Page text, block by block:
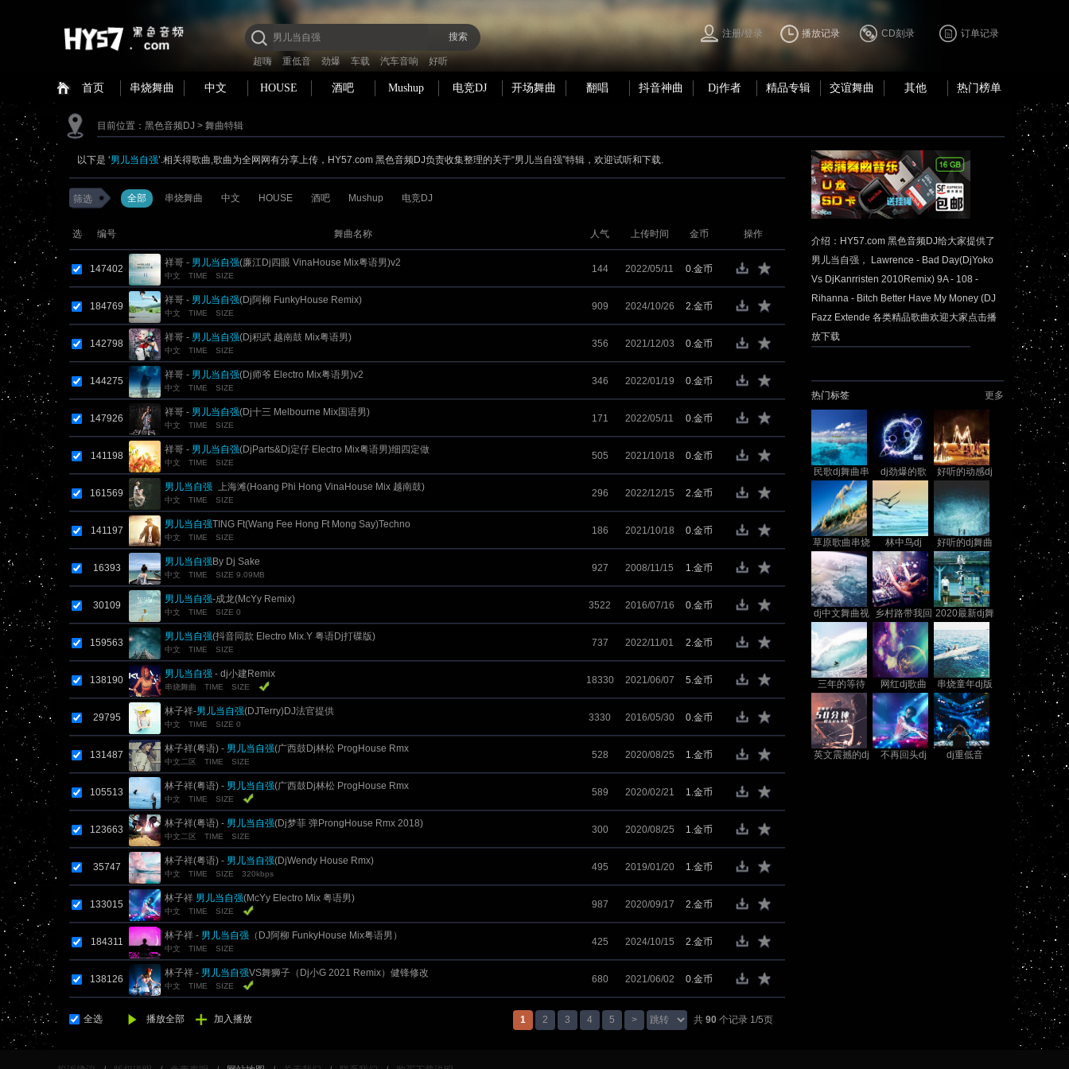
搜索
超嗨 重低音 劲爆 车载 汽车音响 好听
注册/登录 播放记录 CD刻录 订单记录
首页 串烧舞曲 中文 HOUSE 酒吧 Mushup 电竞DJ 开场舞曲 翻唱 抖音神曲 Dj作者 精品专辑 交谊舞曲 其他 热门榜单
目前位置： 黑色音频DJ > 舞曲特辑
以下是 ‘男儿当自强’.相关得歌曲,歌曲为全网网有分享上传，HY57.com 黑色音频DJ负责收集整理的关于“男儿当自强”特辑，欢迎试听和下载.
筛选 全部 串烧舞曲 中文 HOUSE 酒吧 Mushup 电竞DJ
选 编号 舞曲名称 人气 上传时间 金币 操作
147402
祥哥 - 男儿当自强(廉江Dj四眼 VinaHouse Mix粤语男)v2
中文 TIME SIZE
144 2022/05/11 0.金币
184769
祥哥 - 男儿当自强(Dj阿柳 FunkyHouse Remix)
中文 TIME SIZE
909 2024/10/26 2.金币
142798
祥哥 - 男儿当自强(Dj积武 越南鼓 Mix粤语男)
中文 TIME SIZE
356 2021/12/03 0.金币
144275
祥哥 - 男儿当自强(Dj师爷 Electro Mix粤语男)v2
中文 TIME SIZE
346 2022/01/19 0.金币
147926
祥哥 - 男儿当自强(Dj十三 Melbourne Mix国语男)
中文 TIME SIZE
171 2022/05/11 0.金币
141198
祥哥 - 男儿当自强(DjParts&Dj定仔 Electro Mix粤语男)细四定做
中文 TIME SIZE
505 2021/10/18 0.金币
161569
男儿当自强_上海滩(Hoang Phi Hong VinaHouse Mix 越南鼓)
中文 TIME SIZE
296 2022/12/15 2.金币
141197
男儿当自强TING Ft(Wang Fee Hong Ft Mong Say)Techno
Mix[The Taurus Tean & The Black Team]
中文 TIME SIZE
186 2021/10/18 0.金币
16393
男儿当自强By Dj Sake
中文 TIME SIZE 9.09MB
927 2008/11/15 1.金币
30109
男儿当自强-成龙(McYy Remix)
中文 TIME SIZE 0
3522 2016/07/16 0.金币
159563
男儿当自强(抖音同款 Electro Mix.Y 粤语Dj打碟版)
中文 TIME SIZE
737 2022/11/01 2.金币
138190
男儿当自强- dj小建Remix
串烧舞曲 TIME SIZE
18330 2021/06/07 5.金币
29795
林子祥-男儿当自强(DJTerry)DJ法官提供
中文 TIME SIZE 0
3330 2016/05/30 0.金币
131487
林子祥(粤语) - 男儿当自强(广西鼓Dj林松 ProgHouse Rmx
2020)
中文二区 TIME SIZE
528 2020/08/25 1.金币
105513
林子祥(粤语) - 男儿当自强(广西鼓Dj林松 ProgHouse Rmx
2020)
中文 TIME SIZE
589 2020/02/21 1.金币
123663
林子祥(粤语) - 男儿当自强(Dj梦菲 弹ProngHouse Rmx 2018)
中文二区 TIME SIZE
300 2020/08/25 1.金币
35747
林子祥(粤语) - 男儿当自强(DjWendy House Rmx)
中文 TIME SIZE 320kbps
495 2019/01/20 1.金币
133015
林子祥 男儿当自强(McYy Electro Mix 粤语男)
中文 TIME SIZE
987 2020/09/17 2.金币
184311
林子祥 - 男儿当自强（DJ阿柳 FunkyHouse Mix粤语男）
中文 TIME SIZE
425 2024/10/15 2.金币
138126
林子祥 - 男儿当自强VS舞狮子（Dj小G 2021 Remix）健锋修改
乱入版
中文 TIME SIZE
680 2021/06/02 0.金币
全选 播放全部 加入播放 1 2 3 4 5 > 共 90个记录 1/5页
介绍：HY57.com 黑色音频DJ给大家提供了
男儿当自强， Lawrence - Bad Day(DjYoko
Vs DjKanrristen 2010Remix) 9A - 108 -
Rihanna - Bitch Better Have My Money (DJ
Fazz Extende 各类精品歌曲欢迎大家点击播
放下载
热门标签 更多
民歌dj舞曲串
烧
dj劲爆的歌
好听的动感dj
草原歌曲串烧
dj
林中鸟dj
好听的dj舞曲
中文
dj中文舞曲视
频现场
乡村路带我回
家
2020最新dj舞
三年的等待 网红dj歌曲 串烧童年dj版
英文震撼的dj 不再回头dj dj重低音